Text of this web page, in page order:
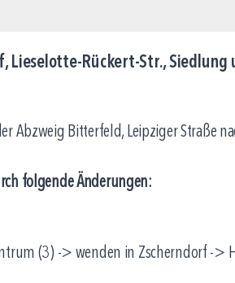
Lieselotte-Rückert-Str.,
Abzweig Bitterfeld, Leipziger Straße
folgende Änderungen:
(3) -> wenden in Zscherndorf ->